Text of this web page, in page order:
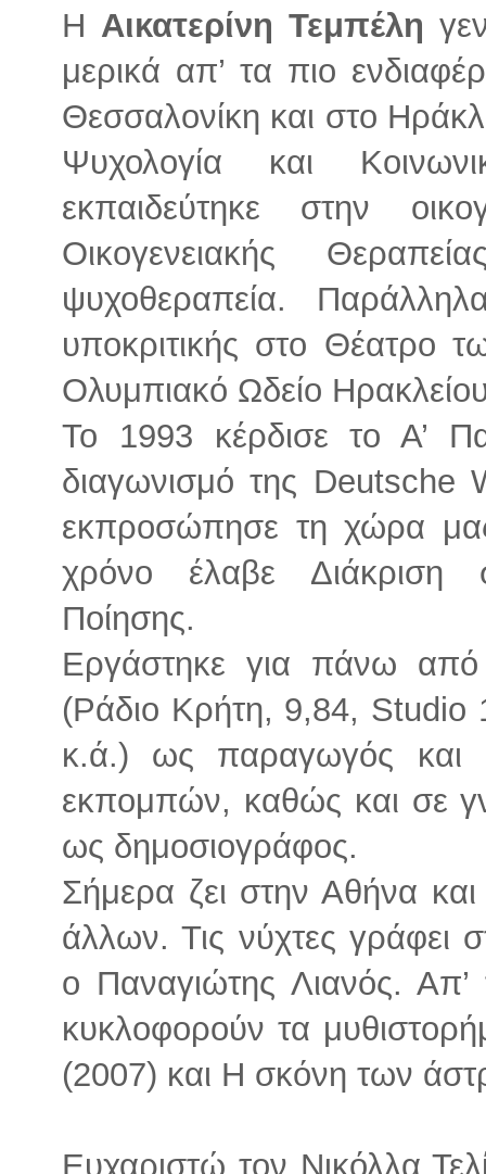
Η Αικατερίνη Τεμπέλη
μερικά απ’ τα πιο
Θεσσαλονίκη και στο
Ψυχολογία και
εκπαιδεύτηκε στην
Οικογενειακής
ψυχοθεραπεία.
υποκριτικής στο Θέατρο
Ολυμπιακό Ωδείο
Το 1993 κέρδισε το Α’
διαγωνισμό της Deutsche
εκπροσώπησε τη χώρα
χρόνο έλαβε Διάκριση
Ποίησης.
Εργάστηκε για πάνω από
(Ράδιο Κρήτη, 9,84,
κ.ά.) ως παραγωγός και
εκπομπών, καθώς και σε
ως δημοσιογράφος.
Σήμερα ζει στην Αθήνα και
άλλων. Τις νύχτες γράφει
ο Παναγιώτης Λιανός. Απ’
κυκλοφορούν τα
(2007) και Η σκόνη των
Ευχαριστώ τον Νικόλλα